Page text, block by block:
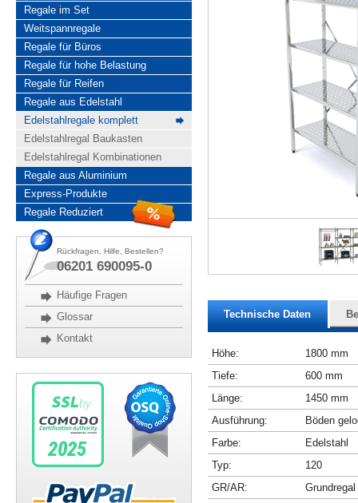
Regale im Set
Weitspannregale
Regale für Büros
Regale für hohe Belastung
Regale für Reifen
Regale aus Edelstahl
Edelstahlregale komplett
Edelstahlregal Baukasten
Edelstahlregal Kombinationen
Regale aus Aluminium
Express-Produkte
Regale Reduziert
Rückfragen, Hilfe, Bestellen?
06201 690095-0
Häufige Fragen
Glossar
Kontakt
Technische Daten
Höhe:
1800 mm
Tiefe:
600 mm
Länge:
1450 mm
Ausführung:
Böden
Farbe:
Edelstahl
Typ:
120
GR/AR:
Grundregal